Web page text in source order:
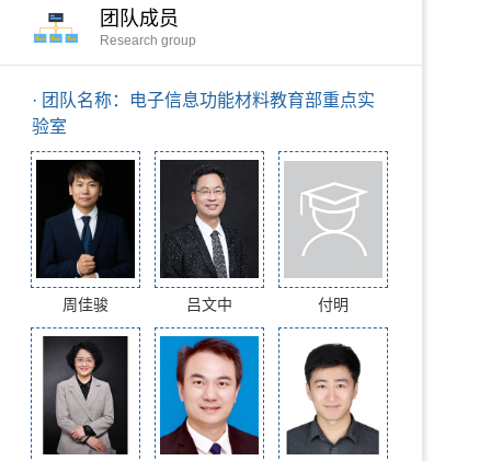
团队成员
Research group
· 团队名称：电子信息功能材料教育部重点实
验室
周佳骏 吕文中 付明